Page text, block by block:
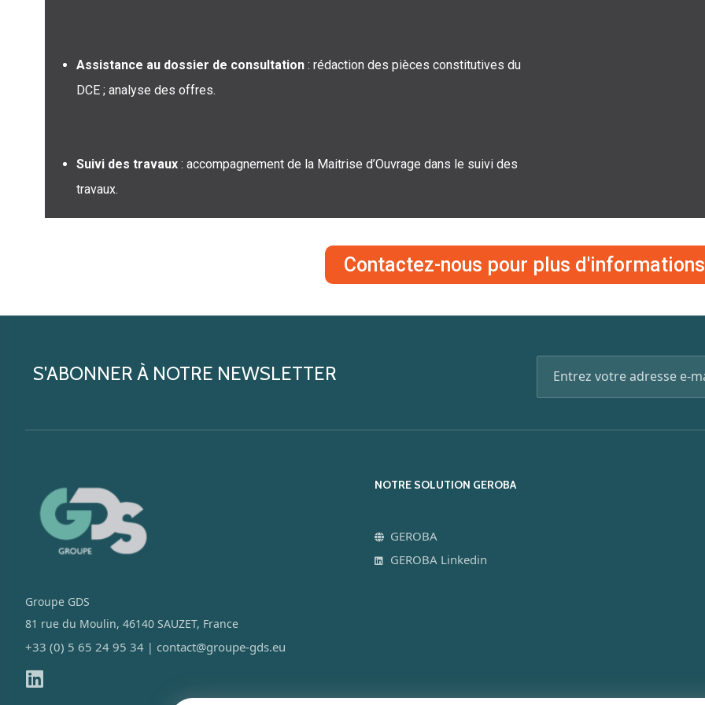
Assistance au dossier de consultation : rédaction des pièces constitutives du
DCE ; analyse des offres.
Suivi des travaux : accompagnement de la Maitrise d’Ouvrage dans le suivi des
travaux.
Contactez-nous pour plus
S'ABONNER À NOTRE NEWSLETTER
Groupe GDS
81 rue du Moulin, 46140 SAUZET, France
+33 (0) 5 65 24 95 34 | contact@groupe-gds.eu
NOTRE SOLUTION GEROBA
GEROBA
GEROBA Linkedin